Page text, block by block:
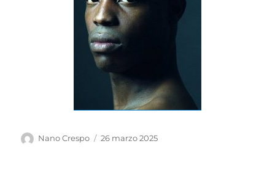
Autor
Nano Crespo
Publicado
26 marzo 2025